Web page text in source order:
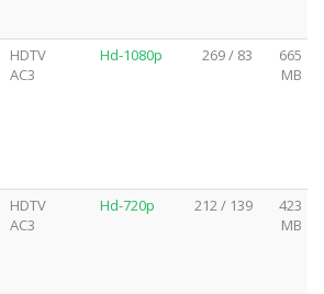
HDTV
AC3
Hd-1080p 269 / 83
665
MB
HDTV
AC3
Hd-720p 212 / 139
423
MB